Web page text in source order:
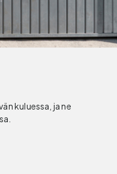
kuluessa, ja ne